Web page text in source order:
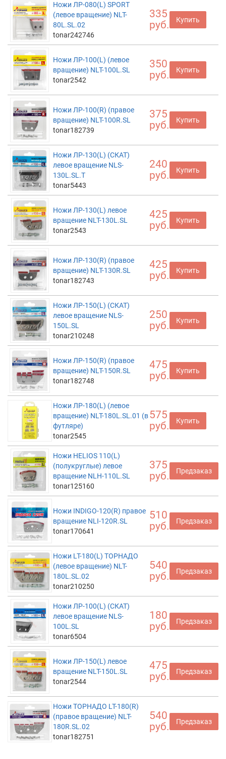
Ножи ЛР-080(L) SPORT
(левое вращение) NLT-
80L.SL.02
tonar242746
335
руб.
Купить
Ножи ЛР-100(L) (левое
вращение) NLT-100L.SL
tonar2542
350
руб.
Купить
Ножи ЛР-100(R) (правое
вращение) NLT-100R.SL
tonar182739
375
руб.
Купить
Ножи ЛР-130(L) (СКАТ)
левое вращение NLS-
130L.SL.T
tonar5443
240
руб.
Купить
Ножи ЛР-130(L) левое
вращение NLT-130L.SL
tonar2543
425
руб.
Купить
Ножи ЛР-130(R) (правое
вращение) NLT-130R.SL
tonar182743
425
руб.
Купить
Ножи ЛР-150(L) (СКАТ)
левое вращение NLS-
150L.SL
tonar210248
250
руб.
Купить
Ножи ЛР-150(R) (правое
вращение) NLT-150R.SL
tonar182748
475
руб.
Купить
Ножи ЛР-180(L) (левое
вращение) NLT-180L.SL.01 (в
футляре)
tonar2545
575
руб.
Купить
Ножи HELIOS 110(L)
(полукруглые) левое
вращение NLH-110L.SL
tonar125160
375
руб.
Предзаказ
Ножи INDIGO-120(R) правое
вращение NLI-120R.SL
tonar170641
510
руб.
Предзаказ
Ножи LT-180(L) ТОРНАДО
(левое вращение) NLT-
180L.SL.02
tonar210250
540
руб.
Предзаказ
Ножи ЛР-100(L) (СКАТ)
левое вращение NLS-
100L.SL
tonar6504
180
руб.
Предзаказ
Ножи ЛР-150(L) левое
вращение NLT-150L.SL
tonar2544
475
руб.
Предзаказ
Ножи ТОРНАДО LT-180(R)
(правое вращение) NLT-
180R.SL.02
tonar182751
540
руб.
Предзаказ